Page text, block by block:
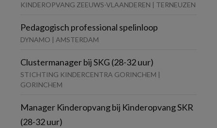
KINDEROPVANG ZEEUWS-VLAANDEREN | TERNEUZEN
Pedagogisch professional spelinloop
DYNAMO | AMSTERDAM
Clustermanager bij SKG (28-32 uur)
STICHTING KINDERCENTRA GORINCHEM |
GORINCHEM
Manager Kinderopvang bij Kinderopvang SKR
(28-32 uur)